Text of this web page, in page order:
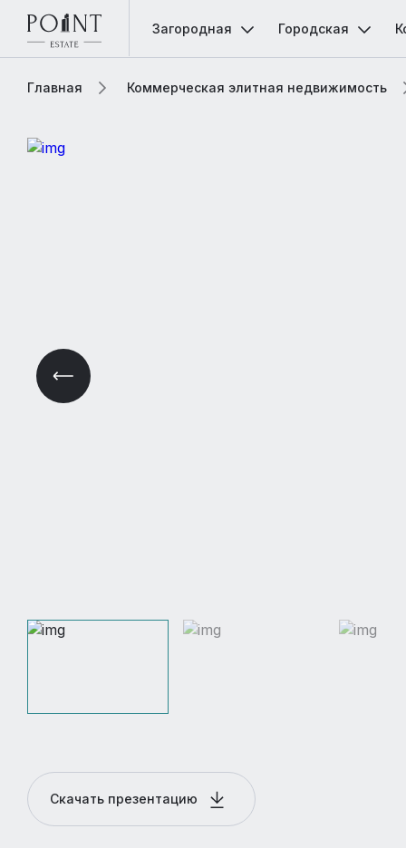
Загородная Городская
Главная Коммерческая элитная недвижимость
Скачать презентацию